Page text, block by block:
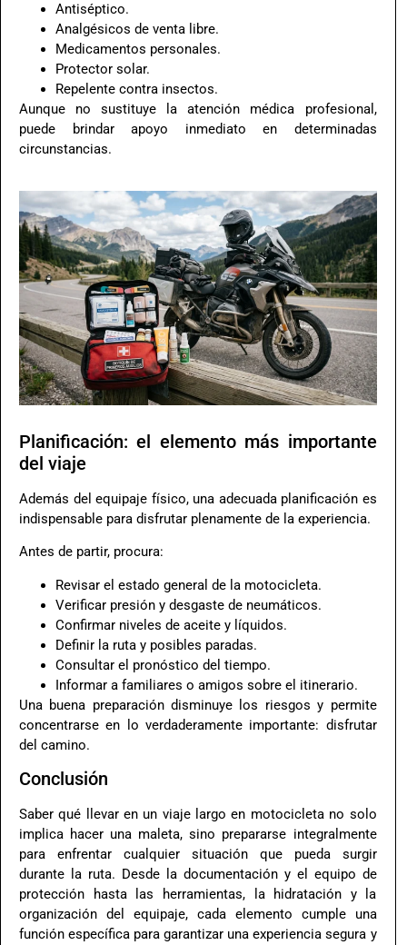
Antiséptico.
Analgésicos de venta libre.
Medicamentos personales.
Protector solar.
Repelente contra insectos.
Aunque no sustituye la atención médica profesional,
puede brindar apoyo inmediato en determinadas
circunstancias.
Planificación: el elemento más importante
del viaje
Además del equipaje físico, una adecuada planificación es
indispensable para disfrutar plenamente de la experiencia.
Antes de partir, procura:
Revisar el estado general de la motocicleta.
Verificar presión y desgaste de neumáticos.
Confirmar niveles de aceite y líquidos.
Definir la ruta y posibles paradas.
Consultar el pronóstico del tiempo.
Informar a familiares o amigos sobre el itinerario.
Una buena preparación disminuye los riesgos y permite
concentrarse en lo verdaderamente importante: disfrutar
del camino.
Conclusión
Saber qué llevar en un viaje largo en motocicleta no solo
implica hacer una maleta, sino prepararse integralmente
para enfrentar cualquier situación que pueda surgir
durante la ruta. Desde la documentación y el equipo de
protección hasta las herramientas, la hidratación y la
organización del equipaje, cada elemento cumple una
función específica para garantizar una experiencia segura y